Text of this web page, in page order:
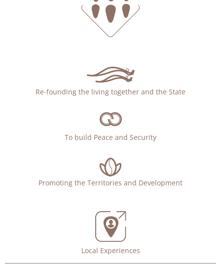
Re-founding the living together and the State
To build Peace and Security
Promoting the Territories and Development
Local Experiences